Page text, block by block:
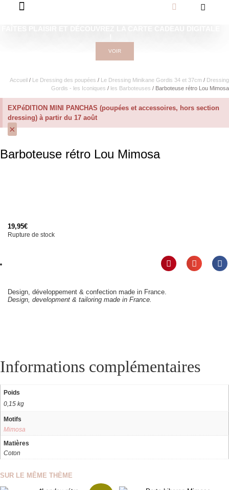
VOIR
Accueil / Le Dressing des poupées / Le Dressing Minikane Gordis 34 et 37cm​ / Dressing
Gordis - les Iconiques / les Barboteuses / Barboteuse rétro Lou Mimosa
EXPéDITION MINI PANCHAS (poupées et accessoires, hors section
dressing) à partir du 17 août
×
Barboteuse rétro Lou Mimosa
19,95€
Rupture de stock
Design, développement & confection made in France.
Design, development & tailoring made in France.
Informations complémentaires
Poids
0,15 kg
Motifs
Mimosa
Matières
Coton
SUR LE MÊME THÈME